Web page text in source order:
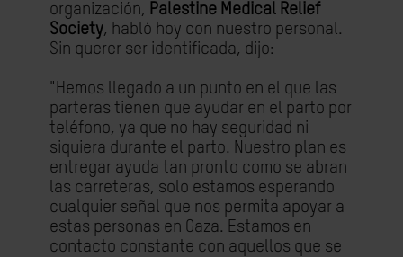
organización, Palestine Medical Relief
Society, habló hoy con nuestro personal.
Sin querer ser identificada, dijo:
"Hemos llegado a un punto en el que las
parteras tienen que ayudar en el parto por
teléfono, ya que no hay seguridad ni
siquiera durante el parto. Nuestro plan es
entregar ayuda tan pronto como se abran
las carreteras, solo estamos esperando
cualquier señal que nos permita apoyar a
estas personas en Gaza. Estamos en
contacto constante con aquellos que se